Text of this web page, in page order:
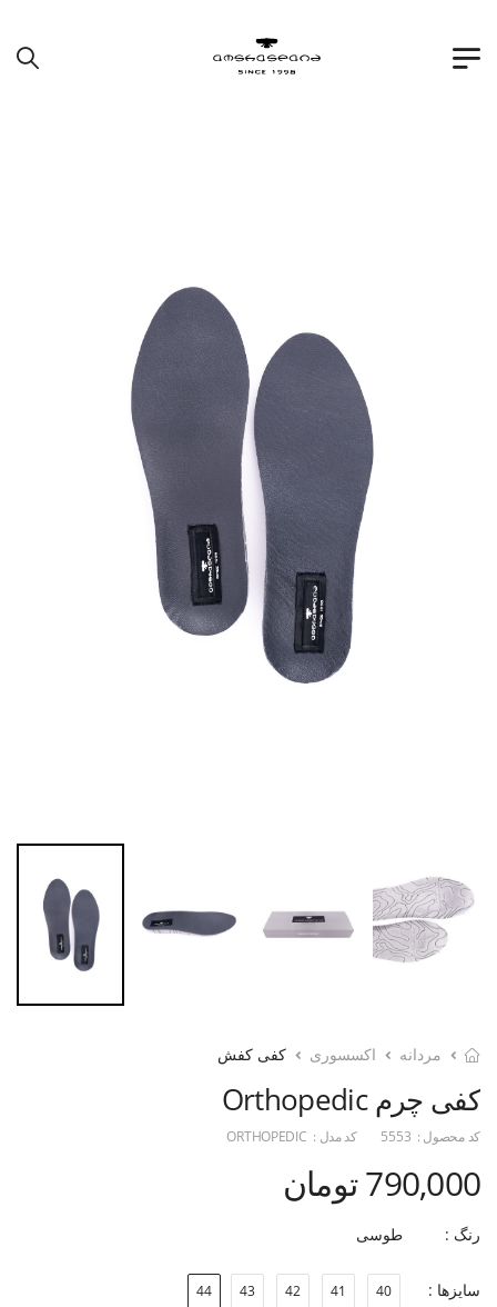
مردانه اکسسوری کفی کفش
کفی چرم Orthopedic
کد محصول : 5553 کد مدل : ORTHOPEDIC
790,000 تومان
رنگ : طوسی
سایزها : 40
41
42
43
44